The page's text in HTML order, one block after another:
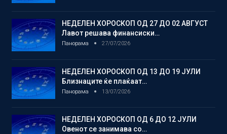
НЕДЕЛЕН ХОРОСКОП ОД 27 ДО 02 АВГУСТ
Лавот решава финансиски…
Панорама 27/07/2026
НЕДЕЛЕН ХОРОСКОП ОД 13 ДО 19 ЈУЛИ
Близнаците ќе плаќаат…
Панорама 13/07/2026
НЕДЕЛЕН ХОРОСКОП ОД 6 ДО 12 ЈУЛИ
Овенот се занимава со…